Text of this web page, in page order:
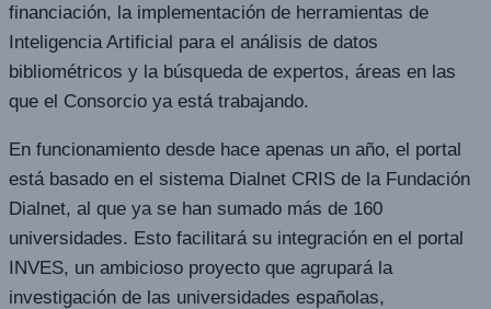
financiación, la implementación de herramientas de
Inteligencia Artificial para el análisis de datos
bibliométricos y la búsqueda de expertos, áreas en las
que el Consorcio ya está trabajando.
En funcionamiento desde hace apenas un año, el portal
está basado en el sistema Dialnet CRIS de la Fundación
Dialnet, al que ya se han sumado más de 160
universidades. Esto facilitará su integración en el portal
INVES, un ambicioso proyecto que agrupará la
investigación de las universidades españolas,